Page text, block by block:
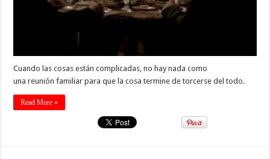
Cuando las cosas están complicadas, no hay nada como
una reunión familiar para que la cosa termine de torcerse del todo.
Read More »